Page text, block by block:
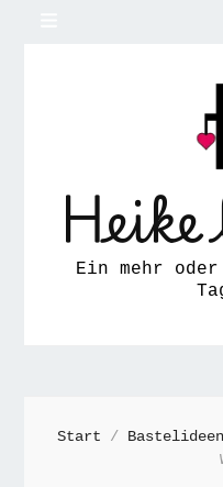
Ein mehr
Start / Bastelideen